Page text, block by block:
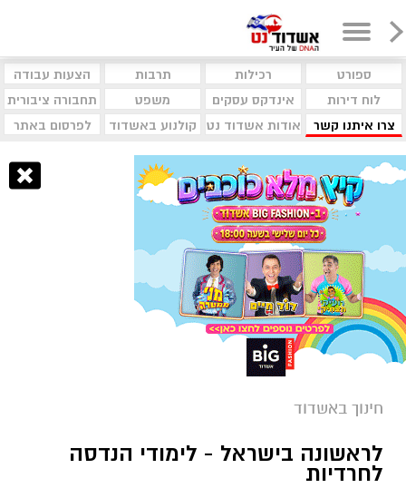
ספורט רכילות תרבות
הצעות עבודה
לוח דירות
אינדקס עסקים משפט
תחבורה ציבורית
צרו איתנו קשר
אודות אשדוד נט קולנוע באשדוד לפרסום באתר
חינוך באשדוד
לראשונה בישראל - לימודי הנדסה
לחרדיות